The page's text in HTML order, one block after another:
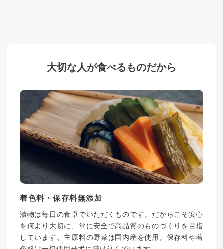
大切な人が食べるものだから
着色料・保存料無添加
漬物は毎日の食卓でいただくものです。だからこそ安心
を何より大切に、常に安全で高品質のものづくりを目指
しています。主原料の野菜は国内産を使用。保存料や着